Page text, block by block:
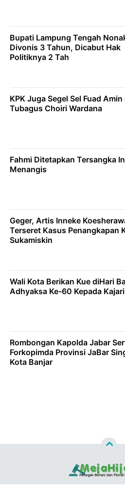
Bupati Lampung Tengah
Divonis 3 Tahun, Dicabut Hak
Politiknya 2 Tah
KPK Juga Segel Sel Fuad Amin
Tubagus Choiri Wardana
Fahmi Ditetapkan Tersangka
Menangis
Geger, Artis Inneke
Terseret Kasus Penangkapan
Sukamiskin
Wali Kota Berikan Kue diHari
Adhyaksa Ke-60 Kepada
Rombongan Kapolda Jabar
Forkopimda Provinsi JaBar
Kota Banjar
Copyright ©2026